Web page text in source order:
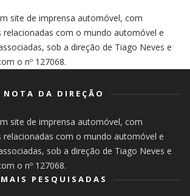
site de imprensa automóvel, com
relacionadas com o mundo automóvel e
sob a direção de Tiago Neves e
o nº 127068.
NOTA DA DIREÇÃO
site de imprensa automóvel, com
relacionadas com o mundo automóvel e
sob a direção de Tiago Neves e
o nº 127068.
MAIS PESQUISADAS